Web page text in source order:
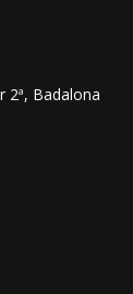
2ª, Badalona